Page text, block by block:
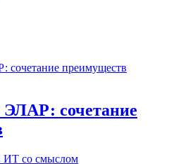
ЭЛАР: сочетание